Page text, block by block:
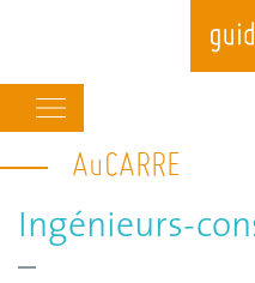
navigation
AuCARRE
Ingénieurs-